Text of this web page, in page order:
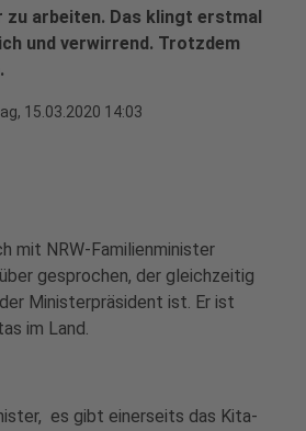
arbeiten. Das klingt erstmal
und verwirrend. Trotzdem
15.03.2020 14:03
mit NRW-Familienminister
gesprochen, der gleichzeitig
Ministerpräsident ist. Er ist
im Land.
es gibt einerseits das Kita-